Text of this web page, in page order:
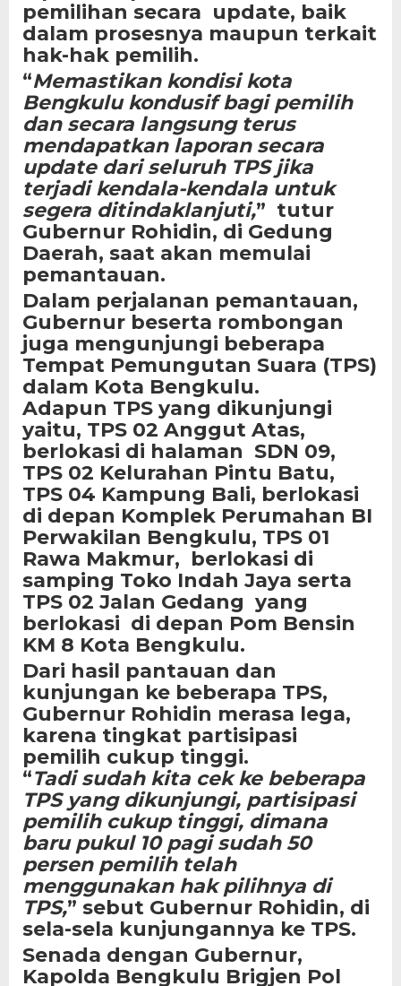
pemilihan secara update, baik
dalam prosesnya maupun terkait
hak-hak pemilih.
“Memastikan kondisi kota
Bengkulu kondusif bagi pemilih
dan secara langsung terus
mendapatkan laporan secara
update dari seluruh TPS jika
terjadi kendala-kendala untuk
segera ditindaklanjuti,” tutur
Gubernur Rohidin, di Gedung
Daerah, saat akan memulai
pemantauan.
Dalam perjalanan pemantauan,
Gubernur beserta rombongan
juga mengunjungi beberapa
Tempat Pemungutan Suara (TPS)
dalam Kota Bengkulu.
Adapun TPS yang dikunjungi
yaitu, TPS 02 Anggut Atas,
berlokasi di halaman SDN 09,
TPS 02 Kelurahan Pintu Batu,
TPS 04 Kampung Bali, berlokasi
di depan Komplek Perumahan BI
Perwakilan Bengkulu, TPS 01
Rawa Makmur, berlokasi di
samping Toko Indah Jaya serta
TPS 02 Jalan Gedang yang
berlokasi di depan Pom Bensin
KM 8 Kota Bengkulu.
Dari hasil pantauan dan
kunjungan ke beberapa TPS,
Gubernur Rohidin merasa lega,
karena tingkat partisipasi
pemilih cukup tinggi.
“Tadi sudah kita cek ke beberapa
TPS yang dikunjungi, partisipasi
pemilih cukup tinggi, dimana
baru pukul 10 pagi sudah 50
persen pemilih telah
menggunakan hak pilihnya di
TPS,” sebut Gubernur Rohidin, di
sela-sela kunjungannya ke TPS.
Senada dengan Gubernur,
Kapolda Bengkulu Brigjen Pol